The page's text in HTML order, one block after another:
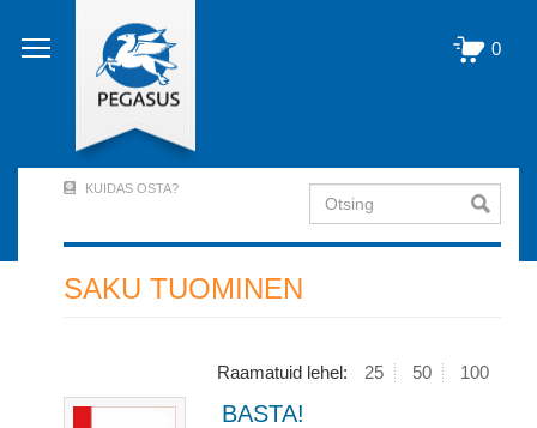
edasi
põhisisu
0
Account
Menu
KUIDAS OSTA? Otsing
SAKU TUOMINEN
Raamatuid lehel: 25 50 100
BASTA!